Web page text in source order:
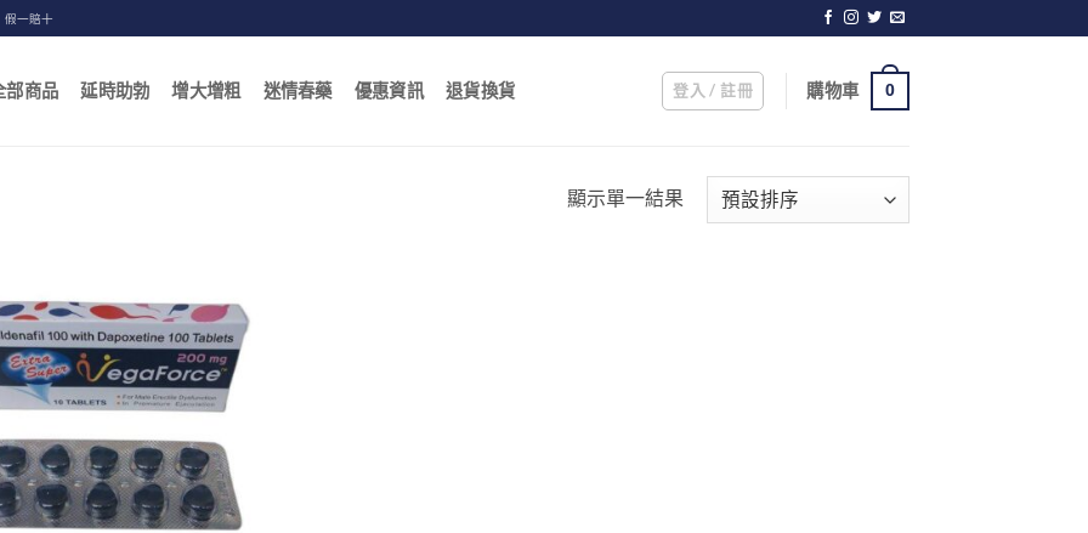
假一賠十
部商品 延時助勃 增大增粗 迷情春藥 優惠資訊 退貨換貨 登入 / 註冊 購物車 0
顯示單一結果